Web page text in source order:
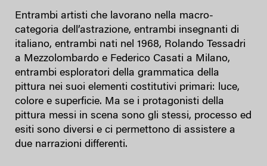
Entrambi artisti che lavorano nella macro-
categoria dell’astrazione, entrambi insegnanti di
italiano, entrambi nati nel 1968, Rolando Tessadri
a Mezzolombardo e Federico Casati a Milano,
entrambi esploratori della grammatica della
pittura nei suoi elementi costitutivi primari: luce,
colore e superficie. Ma se i protagonisti della
pittura messi in scena sono gli stessi, processo ed
esiti sono diversi e ci permettono di assistere a
due narrazioni differenti.